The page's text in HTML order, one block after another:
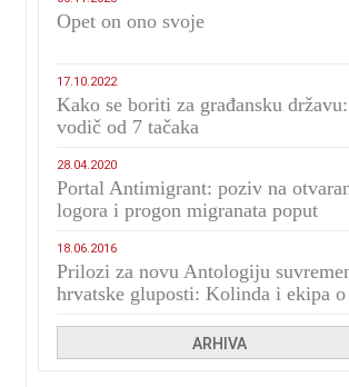
​Opet on ono svoje
17.10.2022
Kako se boriti za građansku državu:
vodič od 7 tačaka
28.04.2020
Portal Antimigrant: poziv na
logora i progon migranata poput
18.06.2016
Prilozi za novu Antologiju
hrvatske gluposti: Kolinda i ekipa o
ARHIVA